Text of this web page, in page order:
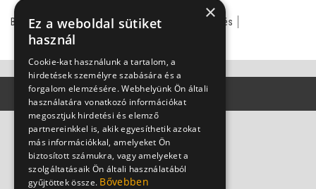
Bender Márta művészetterápia
pszichiátriai kezelés
pszichoterápiás kezelés
×
Ez a weboldal sütiket
használ
Cookie-kat használunk a tartalom, a
hirdetések személyre szabására és a
forgalom elemzésére. Webhelyünk Ön általi
használatára vonatkozó információkat
megosztjuk hirdetési és elemző
partnereinkkel is, akik egyesíthetik azokat
más információkkal, amelyeket Ön
biztosított számukra, vagy amelyeket a
szolgáltatásaik Ön általi használatából
gyűjtöttek össze. Bővebben